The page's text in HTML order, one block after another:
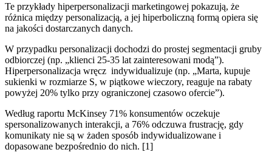
Te przykłady hiperpersonalizacji marketingowej pokazują, że
różnica między personalizacją, a jej hiperboliczną formą opiera się
na jakości dostarczanych danych.
W przypadku personalizacji dochodzi do prostej segmentacji gruby
odbiorczej (np. „klienci 25-35 lat zainteresowani modą”).
Hiperpersonalizacja wręcz indywidualizuje (np. „Marta, kupuje
sukienki w rozmiarze S, w piątkowe wieczory, reaguje na rabaty
powyżej 20% tylko przy ograniczonej czasowo ofercie”).
Według raportu McKinsey 71% konsumentów oczekuje
spersonalizowanych interakcji, a 76% odczuwa frustrację, gdy
komunikaty nie są w żaden sposób indywidualizowane i
dopasowane bezpośrednio do nich. [1]